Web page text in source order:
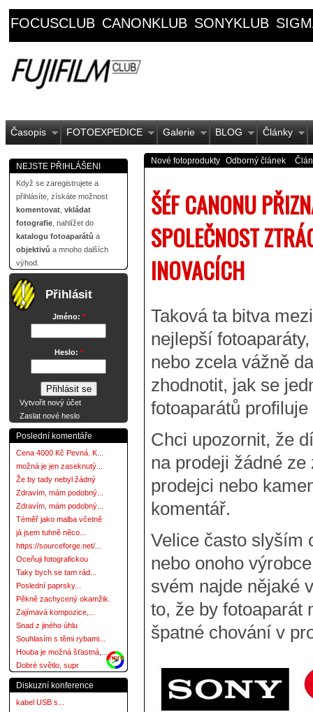
FOCUSCLUB CANONKLUB SONYKLUB
Časopis FOTOEXPEDICE Galerie BLOG Články
NEJSTE PŘIHLÁŠENI
Když se zaregistrujete a
přihlásíte, získáte možnost
komentovat vkládat
fotografie , nahlížet do
katalogu fotoaparátů a
objektivů a mnoho dalších
výhod.
Přihlásit
Jméno: *
Heslo: *
Vytvořit nový účet
Zaslat nové heslo
Poslední komentáře
Cena 4000 Kč Pevná. K...
možná je jen zaseknutý...
Že by tady nebyl žádný
Zdravím, mám podobný...
Zdravím, mám podobný...
Téměř jako malba včetně
já jsem tuhně něco...
https://sourceforge.net/...
Oceňuji fotografickou
Taky bych se tam rád...
Poslední paprsky...
Pěkně zachycený okamžik.
Zajímavá kompozice,...
Snad z jiného úhlu
Souhlasím s těmi rybami...
Houba je možná šťastná,...
Dobré světlo, supr
more
Diskuzní konference
kabel USB s...
Nové fotoprodukty Odborný článek
ŠÉF CANONU
SPOLEČNOST
INOVACÍCH
Taková ta bitva
nejlepší
nebo zcela vážně
zhodnotit, jak se
fotoaparátů profiluje
Chci upozornit, že
na prodeji žádné
prodejci nebo
komentář.
Velice často slyším
nebo onoho
svém najde nějaké
to, že by fotoaparát
špatné chování v